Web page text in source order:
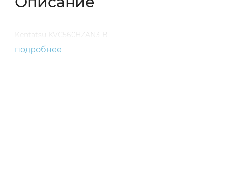
Kentatsu KVC560HZAN3-B
подробнее